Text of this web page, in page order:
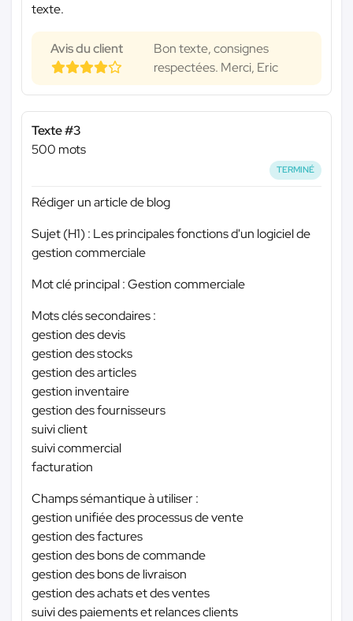
texte.
Avis du client
Bon texte, consignes
respectées. Merci, Eric
Texte #3
500 mots
TERMINÉ
Rédiger un article de blog
Sujet (H1) : Les principales fonctions d'un logiciel de
gestion commerciale
Mot clé principal : Gestion commerciale
Mots clés secondaires :
gestion des devis
gestion des stocks
gestion des articles
gestion inventaire
gestion des fournisseurs
suivi client
suivi commercial
facturation
Champs sémantique à utiliser :
gestion unifiée des processus de vente
gestion des factures
gestion des bons de commande
gestion des bons de livraison
gestion des achats et des ventes
suivi des paiements et relances clients